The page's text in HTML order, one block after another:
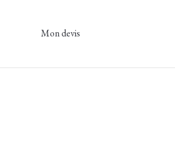
Mon devis